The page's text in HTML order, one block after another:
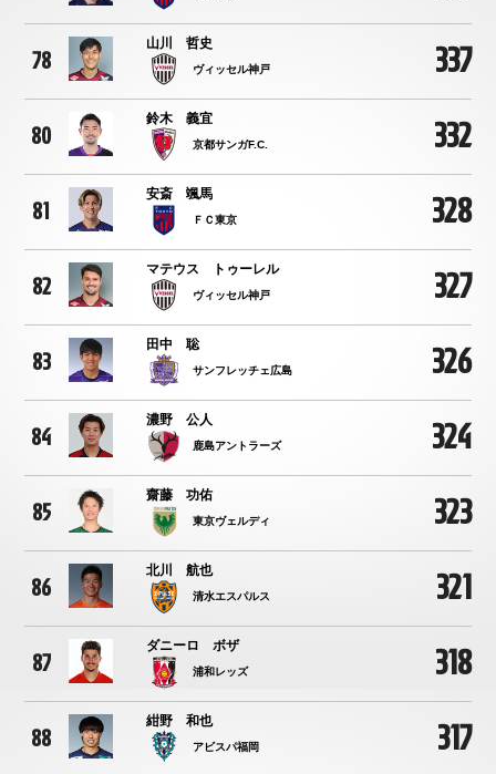
78
山川 哲史
ヴィッセル神戸 337
80
鈴木 義宜
京都サンガF.C. 332
81
安斎 颯馬
ＦＣ東京 328
82
マテウス トゥーレル
ヴィッセル神戸 327
83
田中 聡
サンフレッチェ広島 326
84
濃野 公人
鹿島アントラーズ 324
85
齋藤 功佑
東京ヴェルディ 323
86
北川 航也
清水エスパルス 321
87
ダニーロ ボザ
浦和レッズ 318
88
紺野 和也
アビスパ福岡 317